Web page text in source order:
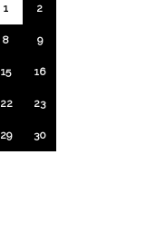
1 2
8 9
15 16
22 23
29 30